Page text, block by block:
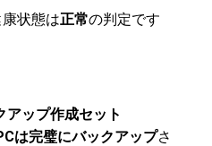
状態は正常の判定です
アップ作成セット
は完璧にバックアップさ